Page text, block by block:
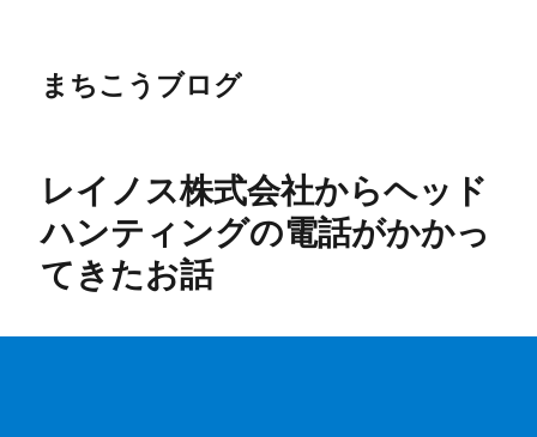
まちこうブログ
レイノス株式会社からヘッド
ハンティングの電話がかかっ
てきたお話